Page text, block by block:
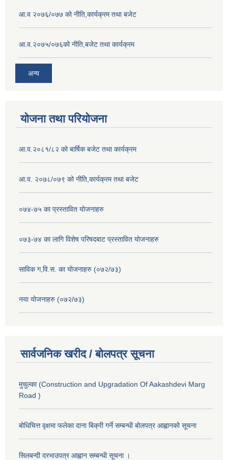
आ.व २०७६/०७७ को नीति,कार्यक्रम तथा बजेट
आ.व.२०७५/०७६को नीति,बजेट तथा कार्यक्रम
अन्य
योजना तथा परियोजना
आ.व.२०८१/८२ को बार्षिक बजेट तथा कार्यक्रम
आ.व. २०७८/०७९ को नीति,कार्यक्रम तथा बजेट
०७४-७५ का प्रस्तावित योजनाहरु
०७३-७४ का लागि विशेष परिषदबाट प्रस्तावित योजनाहरु
साविक ग,वि.स. का योजनाहरु (०७२/७३)
नया योजनाहरु (०७२/७३)
सार्वजनिक खरीद / बोलपत्र सूचना
मुचुल्का (Construction and Upgradation Of Aakashdevi Marg
Road )
बोधिचित्त वृक्षमा फलेका दाना बिक्री गर्ने सम्बन्धी बोलपत्र आह्वानको सूचना
सिलबन्दी दरभाउपत्र आह्वान सम्बन्धी सूचना ।